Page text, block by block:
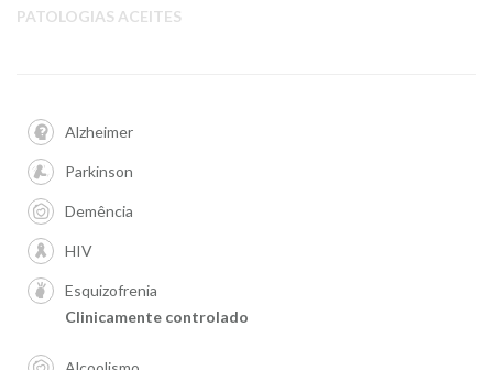
PATOLOGIAS ACEITES
Alzheimer
Parkinson
Demência
HIV
Esquizofrenia
Clinicamente controlado